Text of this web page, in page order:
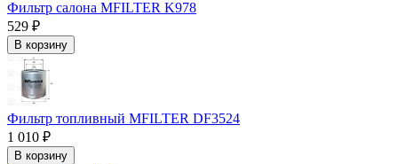
Фильтр салона MFILTER K978
529 ₽
В корзину
Фильтр топливный MFILTER DF3524
1 010 ₽
В корзину